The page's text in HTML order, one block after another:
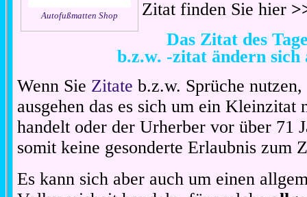
Autofußmatten Shop
Zitat finden Sie hier
Das Zitat des
b.z.w. -zitat ändern sich
Wenn Sie Zitate b.z.w. Sprüche
ausgehen das es sich um ein Kleinzitat
handelt oder der Urherber vor über 71
somit keine gesonderte Erlaubnis zum
Es kann sich aber auch um einen